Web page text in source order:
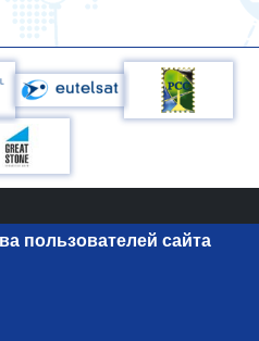
10
информатизации Республики
пользователей сайта